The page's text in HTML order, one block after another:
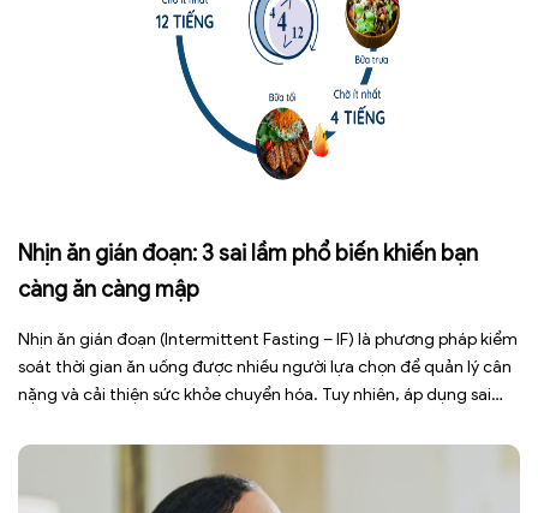
Nhịn ăn gián đoạn: 3 sai lầm phổ biến khiến bạn
càng ăn càng mập
Nhịn ăn gián đoạn (Intermittent Fasting – IF) là phương pháp kiểm
soát thời gian ăn uống được nhiều người lựa chọn để quản lý cân
nặng và cải thiện sức khỏe chuyển hóa. Tuy nhiên, áp dụng sai
sức, mất cơ […]